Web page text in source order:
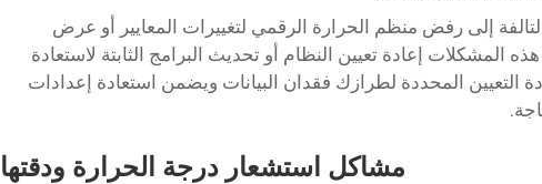
إلى رفض منظم الحرارة الرقمي لتغييرات المعايير أو عرض
إعادة تعيين النظام أو تحديث البرامج الثابتة لاستعادة
التعيين المحددة لطرازك فقدان البيانات ويضمن استعادة إعدادات
مشاكل استشعار درجة الحرارة ودقتها